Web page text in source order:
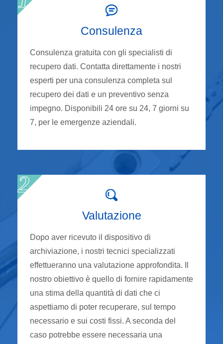
Consulenza
Consulenza gratuita con gli specialisti di
recupero dati. Contatta direttamente i nostri
esperti per una consulenza completa sul
recupero dei dati e un preventivo senza
impegno. Disponibili 24 ore su 24, 7 giorni su
7, per le emergenze aziendali.
Valutazione
Dopo aver ricevuto il dispositivo di
archiviazione, i nostri tecnici specializzati
effettueranno una valutazione approfondita. Il
nostro obiettivo è quello di fornire rapidamente
una stima della quantità di dati che ci
aspettiamo di poter recuperare, sul tempo
necessario e sui costi fissi. A seconda del
caso potrebbe essere necessaria una